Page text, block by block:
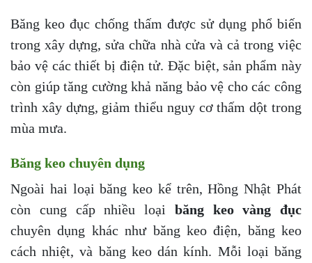
Băng keo đục chống thấm được sử dụng phổ biến
trong xây dựng, sửa chữa nhà cửa và cả trong việc
bảo vệ các thiết bị điện tử. Đặc biệt, sản phẩm này
còn giúp tăng cường khả năng bảo vệ cho các công
trình xây dựng, giảm thiểu nguy cơ thấm dột trong
mùa mưa.
Băng keo chuyên dụng
Ngoài hai loại băng keo kể trên, Hồng Nhật Phát
còn cung cấp nhiều loại băng keo vàng đục
chuyên dụng khác như băng keo điện, băng keo
cách nhiệt, và băng keo dán kính. Mỗi loại băng